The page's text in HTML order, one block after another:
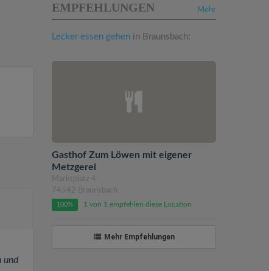
und
Mehr
EMPFEHLUNGEN
Lecker essen gehen in Braunsbach:
Gasthof Zum Löwen mit eigener
Metzgerei
Marktplatz 4
74542 Braunsbach
100% 1 von 1 empfehlen diese Location
Mehr Empfehlungen